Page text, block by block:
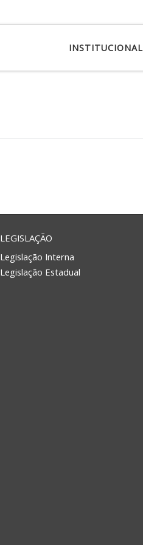
INSTITUCIONAL
LEGISLAÇÃO
Legislação Interna
Legislação Estadual